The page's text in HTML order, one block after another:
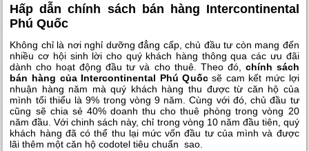
Hấp dẫn chính sách bán hàng Intercontinental
Phú Quốc
Không chỉ là nơi nghỉ dưỡng đẳng cấp, chủ đầu tư còn mang đến
nhiều cơ hội sinh lời cho quý khách hàng thông qua các ưu đãi
dành cho hoạt động đầu tư và cho thuê. Theo đó, chính sách
bán hàng của Intercontinental Phú Quốcsẽ cam kết mức lợi
nhuận hàng năm mà quý khách hàng thu được từ căn hộ của
mình tối thiểu là 9% trong vòng 9 năm. Cùng với đó, chủ đầu tư
cũng sẽ chia sẻ 40% doanh thu cho thuê phòng trong vòng 20
năm đầu. Với chinh sách này, chỉ trong vòng 10 năm đầu tiên, quý
khách hàng đã có thể thu lại mức vốn đầu tư của mình và được
lãi thêm một căn hộ codotel tiêu chuẩn sao.